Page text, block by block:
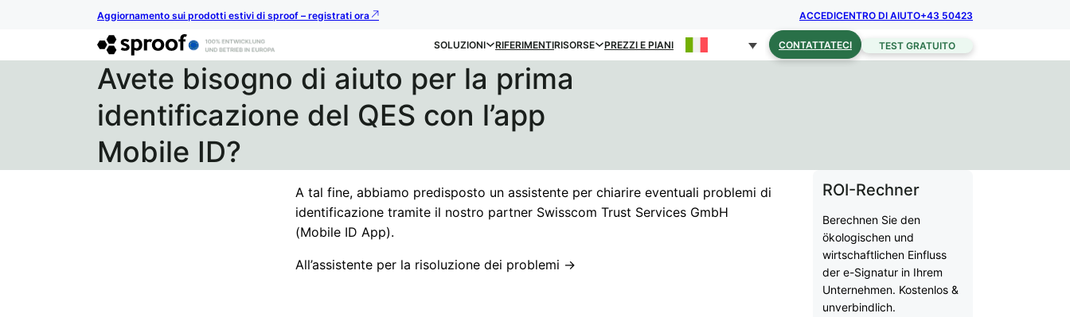
Aggiornamento sui prodotti estivi di sproof – registrati ora ACCEDICENTRO DI AIUTO+43 50423
SOLUZIONI RIFERIMENTIRISORSE PREZZI E PIANI CONTATTATECI TEST GRATUITO
Avete bisogno di aiuto per la prima
identificazione del QES con l’app
Mobile ID?
A tal fine, abbiamo predisposto un assistente per chiarire eventuali problemi di
identificazione tramite il nostro partner Swisscom Trust Services GmbH
(Mobile ID App).
All’assistente per la risoluzione dei problemi ->
ROI-Rechner
Berechnen Sie den
ökologischen und
wirtschaftlichen Einfluss
der e-Signatur in Ihrem
Unternehmen. Kostenlos &
unverbindlich.